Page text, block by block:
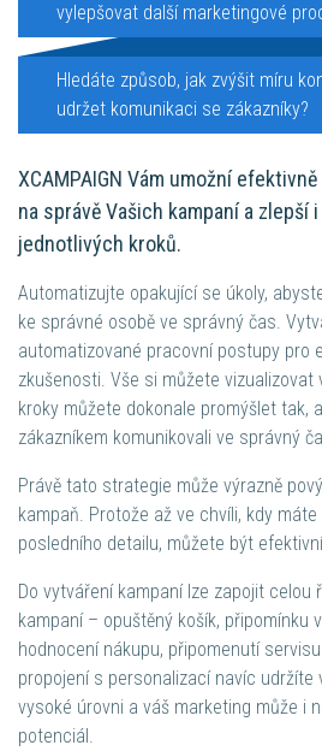
vylepšovat další marketingové
Hledáte způsob, jak zvýšit míru
udržet komunikaci se zákazníky?
XCAMPAIGN Vám umožní
na správě Vašich kampaní a zlepší
jednotlivých kroků.
Automatizujte opakující se úkoly,
ke správné osobě ve správný čas.
automatizované pracovní postupy pro
zkušenosti. Vše si můžete vizualizovat
kroky můžete dokonale promýšlet tak,
zákazníkem komunikovali ve správný
Právě tato strategie může výrazně
kampaň. Protože až ve chvíli, kdy
posledního detailu, můžete být
Do vytváření kampaní lze zapojit celou
kampaní – opuštěný košík, připomínku
hodnocení nákupu, připomenutí
propojení s personalizací navíc udržíte
vysoké úrovni a váš marketing může i
potenciál.